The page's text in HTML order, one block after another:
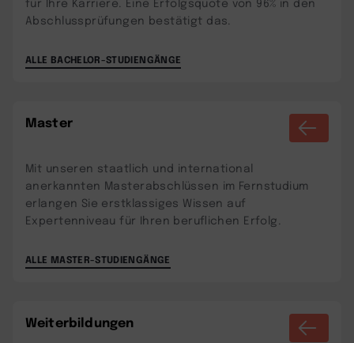
Abschlussprüfungen bestätigt das.
ALLE BACHELOR-STUDIENGÄNGE
Master
Mit unseren staatlich und international
anerkannten Masterabschlüssen im Fernstudium
erlangen Sie erstklassiges Wissen auf
Expertenniveau für Ihren beruflichen Erfolg.
ALLE MASTER-STUDIENGÄNGE
Weiterbildungen